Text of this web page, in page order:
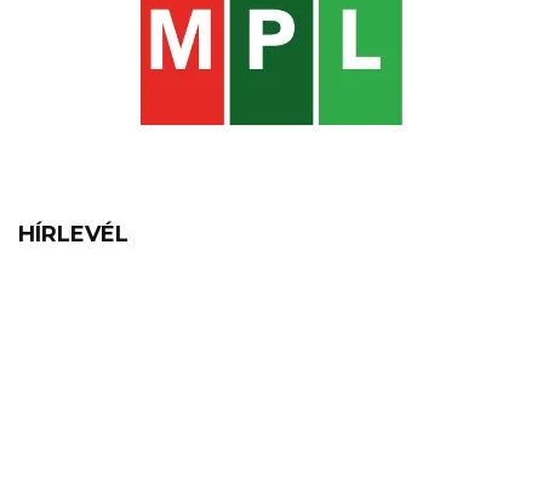
HÍRLEVÉL